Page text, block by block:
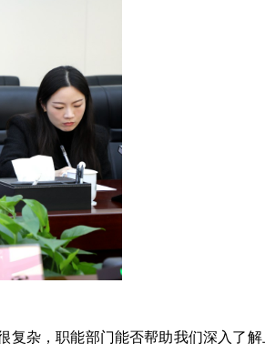
复杂，职能部门能否帮助我们深入了